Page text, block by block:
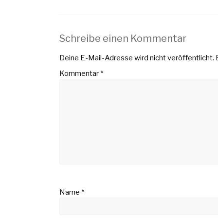
Schreibe einen Kommentar
Deine E-Mail-Adresse wird nicht veröffentlicht.
Kommentar*
Name *